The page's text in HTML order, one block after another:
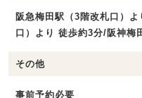
阪急梅田駅（3階改札口）
口）より 徒歩約3分/阪神梅
その他
事前予約必要